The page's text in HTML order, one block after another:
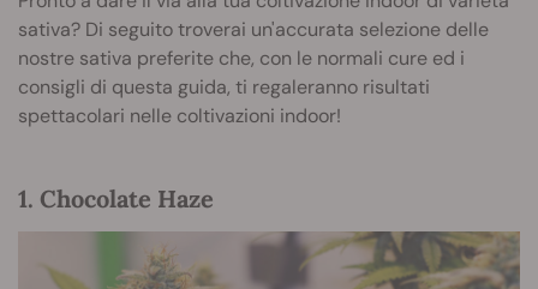
sativa? Di seguito troverai un'accurata selezione delle
nostre sativa preferite che, con le normali cure ed i
consigli di questa guida, ti regaleranno risultati
spettacolari nelle coltivazioni indoor!
1. Chocolate Haze